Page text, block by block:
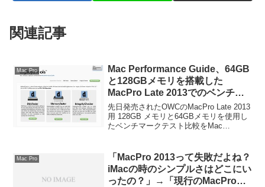
関連記事
Mac Pro
Mac Performance Guide、64GB
と128GBメモリを搭載した
MacPro Late 2013でのベンチマ
ーク比較データを公開。
先日発売されたOWCのMacPro Late 2013
用 128GB メモリと64GBメモリを使用し
たベンチマークテスト比較をMac
Mac Pro
「MacPro 2013って失敗だよね？
iMacの時のシンプルさはどこにい
ったの？」→「現行のMacProも